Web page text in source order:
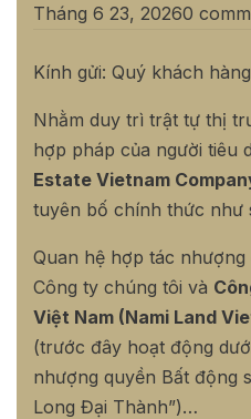
Tháng 6 23, 20260
Kính gửi: Quý khách
Nhằm duy trì trật tự thị
hợp pháp của người tiêu
Estate Vietnam
tuyên bố chính thức như
Quan hệ hợp tác
Công ty chúng tôi và
Việt Nam (Nami Land
(trước đây hoạt động
nhượng quyền Bất động
Long Đại Thành”)…